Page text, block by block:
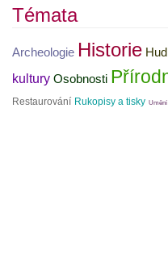
Témata
Archeologie Historie
kultury Osobnosti
Restaurování Rukopisy a tisky Umění